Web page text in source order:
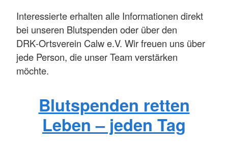
Interessierte erhalten alle Informationen direkt
bei unseren Blutspenden oder über den
DRK‑Ortsverein Calw e.V. Wir freuen uns über
jede Person, die unser Team verstärken
möchte.
Blutspenden retten
Leben – jeden Tag